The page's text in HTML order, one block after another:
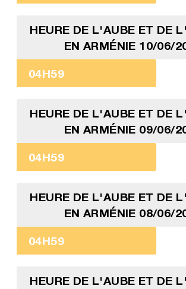
HEURE DE L'AUBE ET DE
EN ARMÉNIE 10/06/
04H59
HEURE DE L'AUBE ET DE
EN ARMÉNIE 09/06/
04H59
HEURE DE L'AUBE ET DE
EN ARMÉNIE 08/06/
04H59
HEURE DE L'AUBE ET DE